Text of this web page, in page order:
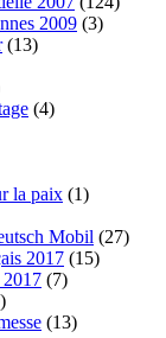
2009 (3)
(13)
(4)
la paix (1)
Mobil (27)
2017 (15)
2017 (7)
(13)